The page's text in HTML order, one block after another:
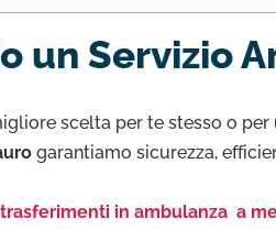
un Servizio
scelta per te stesso o
garantiamo sicurezza,
trasferimenti in ambulanza a